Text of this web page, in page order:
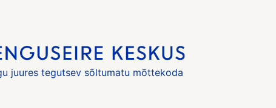
juures tegutsev sõltumatu mõttekoda